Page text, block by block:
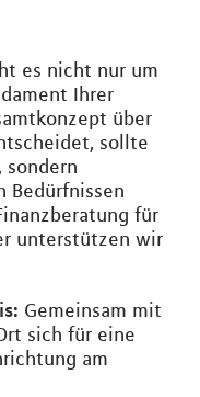
es nicht nur um
Ihrer
über
sollte
Bedürfnissen
für
unterstützen wir
Gemeinsam mit
sich für eine
am